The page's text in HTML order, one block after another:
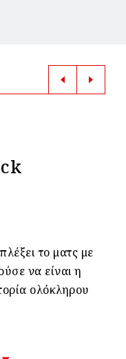
το ματς με
να είναι η
ολόκληρου